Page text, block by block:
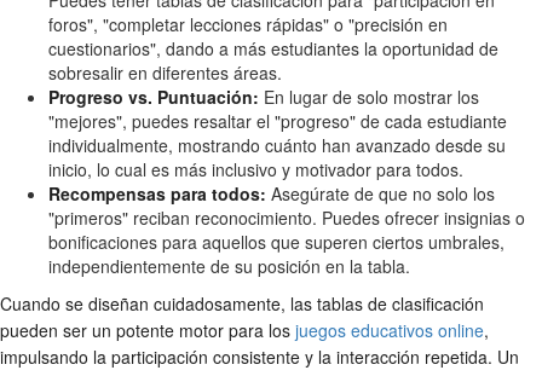
foros", "completar lecciones rápidas" o "precisión en
cuestionarios", dando a más estudiantes la oportunidad de
sobresalir en diferentes áreas.
Progreso vs. Puntuación: En lugar de solo mostrar los
"mejores", puedes resaltar el "progreso" de cada estudiante
individualmente, mostrando cuánto han avanzado desde su
inicio, lo cual es más inclusivo y motivador para todos.
Recompensas para todos: Asegúrate de que no solo los
"primeros" reciban reconocimiento. Puedes ofrecer insignias o
bonificaciones para aquellos que superen ciertos umbrales,
independientemente de su posición en la tabla.
Cuando se diseñan cuidadosamente, las tablas de clasificación
pueden ser un potente motor para los juegos educativos online,
impulsando la participación consistente y la interacción repetida. Un